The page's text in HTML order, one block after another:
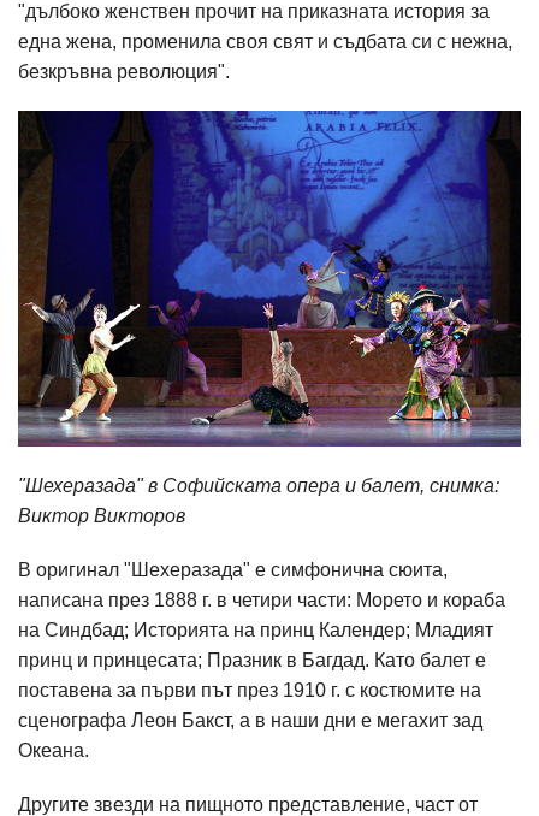
"дълбоко женствен прочит на приказната история за
една жена, променила своя свят и съдбата си с нежна,
безкръвна революция".
"Шехеразада" в Софийската опера и балет, снимка:
Виктор Викторов
В оригинал "Шехеразада" е симфонична сюита,
написана през 1888 г. в четири части: Морето и кораба
на Синдбад; Историята на принц Календер; Младият
принц и принцесата; Празник в Багдад. Като балет е
поставена за първи път през 1910 г. с костюмите на
сценографа Леон Бакст, а в наши дни е мегахит зад
Океана.
Другите звезди на пищното представление, част от